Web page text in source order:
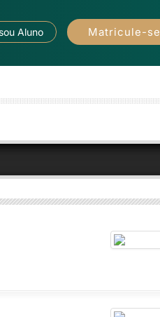
Aluno Matricule-se